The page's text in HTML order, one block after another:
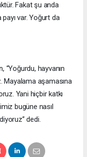
Fakat şu anda
var. Yoğurt da
hayvanın
Mayalama aşamasına
Yani hiçbir katkı
bugüne nasıl
dedi.